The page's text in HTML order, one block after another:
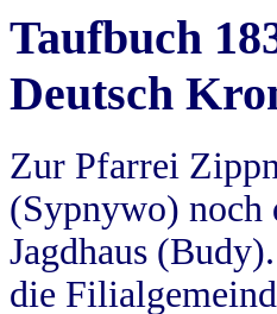
Taufbuch
Deutsch
Zur Pfarrei
(Sypnywo) noch
Jagdhaus
die